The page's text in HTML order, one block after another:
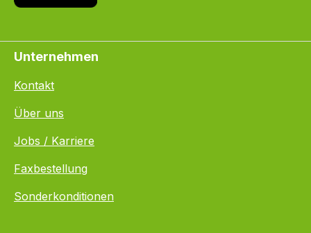
Unternehmen
Kontakt
Über uns
Jobs / Karriere
Faxbestellung
Sonderkonditionen